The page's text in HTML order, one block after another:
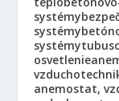
systémy
systémy
systémy
osvetlenie
anemostat,